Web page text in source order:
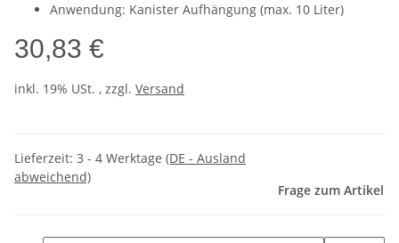
Anwendung: Kanister Aufhängung (max. 10 Liter)
30,83 €
inkl. 19% USt. , zzgl. Versand
Lieferzeit: 3 - 4 Werktage (DE - Ausland
abweichend)
Frage zum Artikel